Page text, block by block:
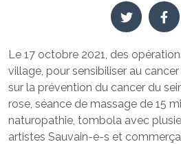
Le 17 octobre 2021, des
village, pour sensibiliser au
sur la prévention du cancer du
rose, séance de massage de 15
naturopathie, tombola avec
artistes Sauvain-e-s et